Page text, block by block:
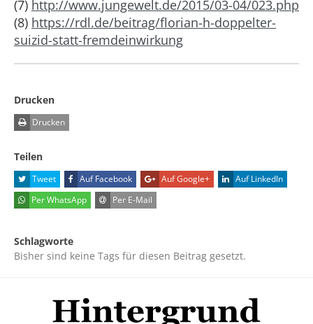
(7) http://www.jungewelt.de/2015/03-04/023.php
(8) https://rdl.de/beitrag/florian-h-doppelter-
suizid-statt-fremdeinwirkung
Drucken
Drucken
Teilen
Tweet Auf Facebook Auf Google+
Auf LinkedIn
Per WhatsApp
Per E-Mail
Schlagworte
Bisher sind keine Tags für diesen Beitrag gesetzt.